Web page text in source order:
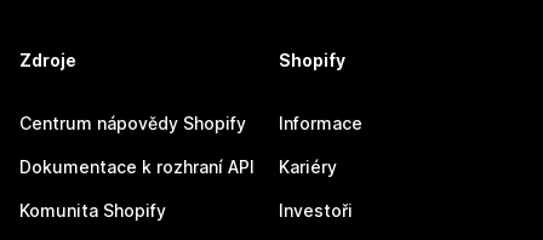
Zdroje
Centrum nápovědy Shopify
Dokumentace k rozhraní API
Komunita Shopify
Shopify
Informace
Kariéry
Investoři